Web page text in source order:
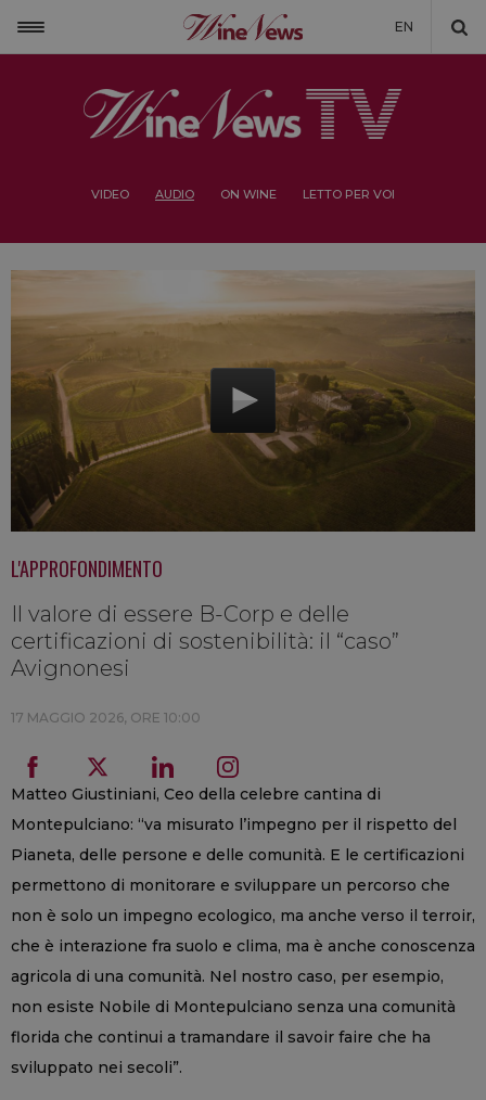
EN
VIDEO AUDIO ON WINE LETTO PER VOI
L'APPROFONDIMENTO
Il valore di essere B-Corp e delle
certificazioni di sostenibilità: il “caso”
Avignonesi
17 MAGGIO 2026, ORE 10:00
Matteo Giustiniani, Ceo della celebre cantina di
Montepulciano: “va misurato l’impegno per il rispetto del
Pianeta, delle persone e delle comunità. E le certificazioni
permettono di monitorare e sviluppare un percorso che
non è solo un impegno ecologico, ma anche verso il terroir,
che è interazione fra suolo e clima, ma è anche conoscenza
agricola di una comunità. Nel nostro caso, per esempio,
non esiste Nobile di Montepulciano senza una comunità
florida che continui a tramandare il savoir faire che ha
sviluppato nei secoli”.